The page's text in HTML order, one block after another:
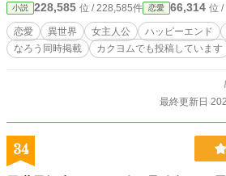
小説 228,585 位 / 228,585件 恋愛 66,314 位
恋愛 異世界 女主人公 ハッピーエンド
なろう同時掲載
カクヨムでも投稿しています
最終更新日
34